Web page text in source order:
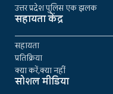
उत्तर प्रदेश पुलिस एक झलक
सहायता केंद्र
सहायता
प्रतिक्रिया
क्या करें,क्या नहीं
सोशल मीडिया